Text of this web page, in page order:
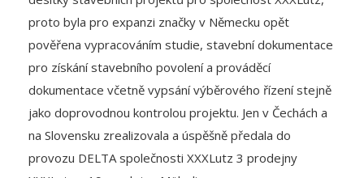
pověřena vypracováním studie, stavební dokumentace
pro získání stavebního povolení a prováděcí
dokumentace včetně vypsání výběrového řízení stejně
jako doprovodnou kontrolou projektu. Jen v Čechách a
na Slovensku zrealizovala a úspěšně předala do
provozu DELTA společnosti XXXLutz 3 prodejny
XXXLutz a 19 prodejen Möbelix.